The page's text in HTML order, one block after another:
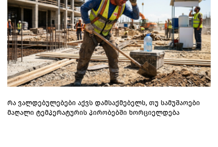
რა ვალდებულებები აქვს დამსაქმებელს, თუ სამუშაოები
მაღალი ტემპერატურის პირობებში ხორციელდება